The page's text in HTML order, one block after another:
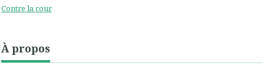
Contre la cour
À propos